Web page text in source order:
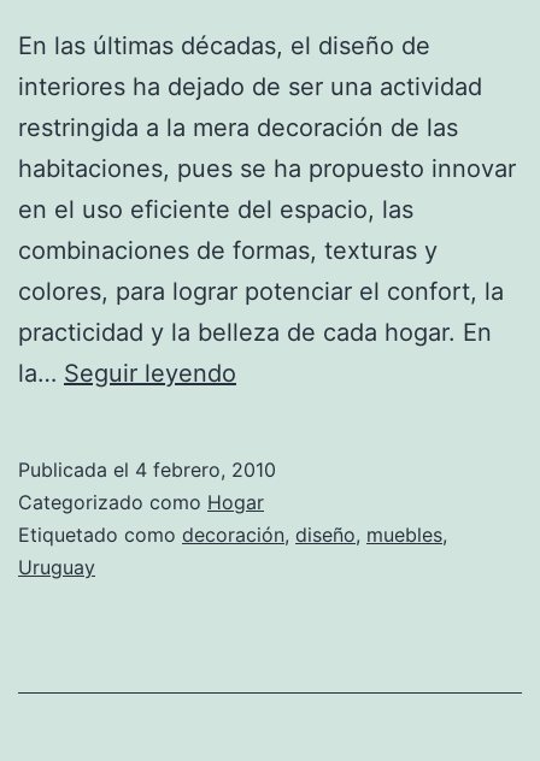
En las últimas décadas, el diseño de
interiores ha dejado de ser una actividad
restringida a la mera decoración de las
habitaciones, pues se ha propuesto innovar
en el uso eficiente del espacio, las
combinaciones de formas, texturas y
colores, para lograr potenciar el confort, la
practicidad y la belleza de cada hogar. En
la… Seguir leyendo
de
la
estilo
Publicada el 4 febrero, 2010
Categorizado como Hogar
Etiquetado como decoración, diseño, muebles,
Uruguay